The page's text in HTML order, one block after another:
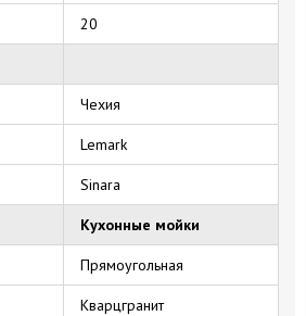
20
Чехия
Lemark
Sinara
Кухонные мойки
Прямоугольная
Кварцгранит